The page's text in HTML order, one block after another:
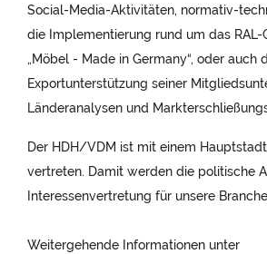
Social-Media-Aktivitäten, normativ-
die Implementierung rund um das RAL-
„Möbel - Made in Germany“, oder auch
Exportunterstützung seiner
Länderanalysen und
Der HDH/VDM ist mit einem
vertreten. Damit werden die politische
Interessenvertretung für unsere
Weitergehende Informationen unter